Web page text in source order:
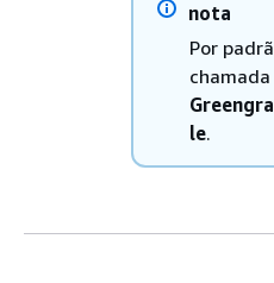
nota
Por
chamada
le.